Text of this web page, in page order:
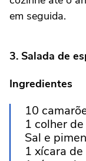
em seguida.
3. Salada de
Ingredientes
10
1 colher
Sal e
1 xícara